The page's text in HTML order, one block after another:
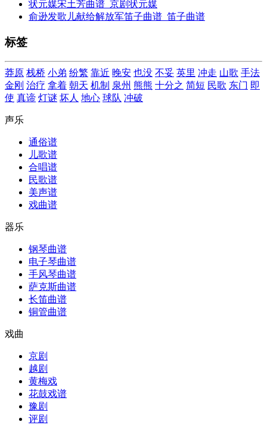
状元媒宋土芳曲谱_京剧状元媒
俞逊发歌儿献给解放军笛子曲谱_笛子曲谱
标签
莽原 栈桥 小弟 纷繁 靠近 晚安 也没 不妥 英里 冲走 山歌 手法
金刚 治疗 拿着 朝天 机制 泉州 熊熊 十分之 简短 民歌 东门 即
使 真谛 灯谜 坏人 地心 球队 冲破
声乐
通俗谱
儿歌谱
合唱谱
民歌谱
美声谱
戏曲谱
器乐
钢琴曲谱
电子琴曲谱
手风琴曲谱
萨克斯曲谱
长笛曲谱
铜管曲谱
戏曲
京剧
越剧
黄梅戏
花鼓戏谱
豫剧
评剧